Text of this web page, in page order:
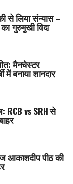
से लिया संन्यास –
गुरुमुखी विदा
मैनचेस्टर
में बनाया शानदार
RCB vs SRH से
आकाशदीप पीठ की